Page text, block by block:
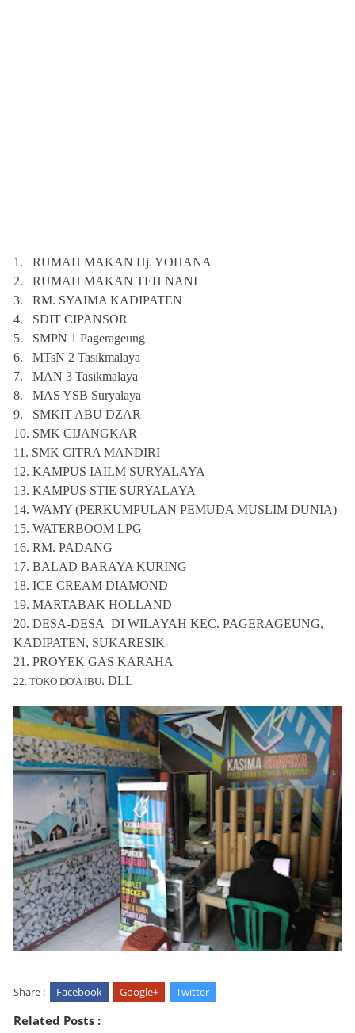
1.
RUMAH MAKAN Hj. YOHANA
2.
RUMAH MAKAN TEH NANI
3.
RM. SYAIMA KADIPATEN
4.
SDIT CIPANSOR
5.
SMPN 1 Pagerageung
6.
MTsN 2 Tasikmalaya
7.
MAN 3 Tasikmalaya
8.
MAS YSB Suryalaya
9.
SMKIT ABU DZAR
10. SMK CIJANGKAR
11. SMK CITRA MANDIRI
12. KAMPUS IAILM SURYALAYA
13. KAMPUS STIE SURYALAYA
14. WAMY (PERKUMPULAN PEMUDA MUSLIM DUNIA)
15. WATERBOOM LPG
16. RM. PADANG
17. BALAD BARAYA KURING
18. ICE CREAM DIAMOND
19. MARTABAK HOLLAND
20. DESA-DESA DI WILAYAH KEC. PAGERAGEUNG,
KADIPATEN, SUKARESIK
21. PROYEK GAS KARAHA
22. TOKO DO'A IBU. DLL
Share : Facebook Google+ Twitter
Related Posts :